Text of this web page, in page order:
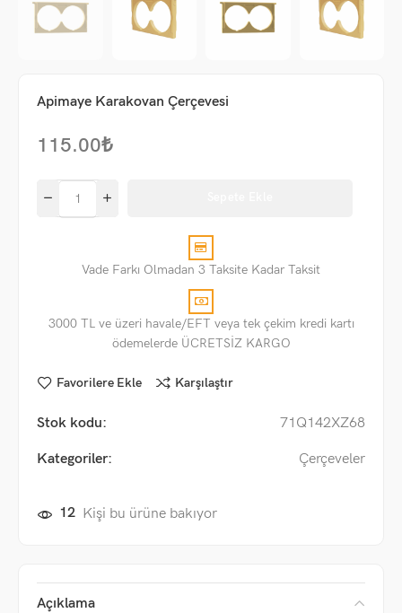
Apimaye Karakovan Çerçevesi
115.00₺
Vade Farkı Olmadan 3 Taksite Kadar Taksit
3000 TL ve üzeri havale/EFT veya tek çekim kredi kartı
ödemelerde ÜCRETSİZ KARGO
Favorilere Ekle Karşılaştır
Stok kodu: 71Q142XZ68
Kategoriler: Çerçeveler
12 Kişi bu ürüne bakıyor
Açıklama